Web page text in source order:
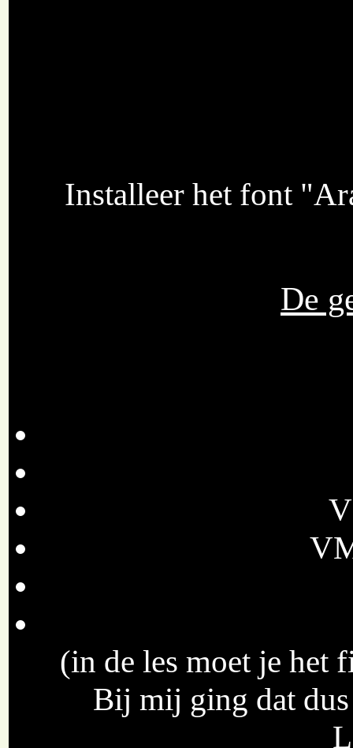
Installeer het font
De
(in de les moet je het
Bij mij ging dat